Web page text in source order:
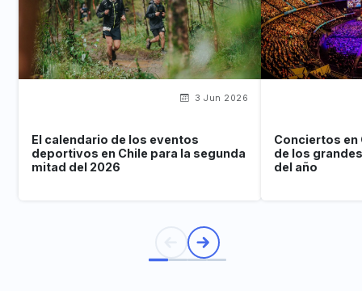
3 Jun 2026
El calendario de los eventos
deportivos en Chile para la segunda
mitad del 2026
Conciertos en
de los
del año